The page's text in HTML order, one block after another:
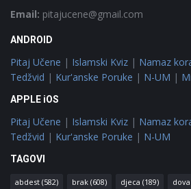
Email: pitajucene@gmail.com
ANDROID
Pitaj Učene | Islamski Kviz | Namaz
Tedžvid | Kur'anske Poruke | N-UM |
APPLE iOS
Pitaj Učene | Islamski Kviz | Namaz
Tedžvid | Kur'anske Poruke | N-UM
TAGOVI
abdest (582) brak (608) djeca (189) dova